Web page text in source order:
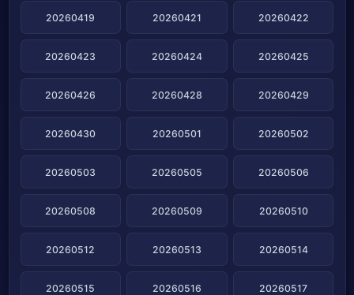
20260419 20260421 20260422
20260423 20260424 20260425
20260426 20260428 20260429
20260430 20260501 20260502
20260503 20260505 20260506
20260508 20260509 20260510
20260512 20260513 20260514
20260515 20260516 20260517